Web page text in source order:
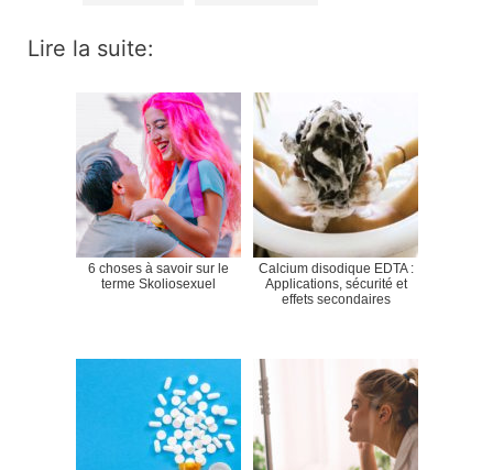
Lire la suite:
6 choses à savoir sur le
terme Skoliosexuel
Calcium disodique EDTA :
Applications, sécurité et
effets secondaires